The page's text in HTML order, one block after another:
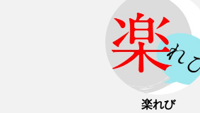
楽れび